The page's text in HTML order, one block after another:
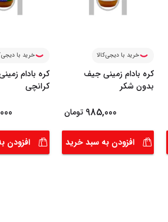
خرید با دیجی‌کالا
کره بادام زمینی جیف
بدون شکر
985,000 تومان
افزودن به سبد خرید
خرید با
کره بادام
کرانچی
افزودن